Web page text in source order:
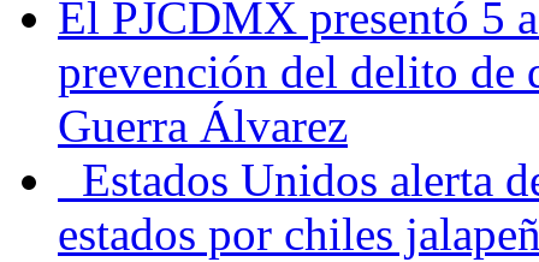
El PJCDMX presentó 5
prevención del delito de
Guerra Álvarez
Estados Unidos alerta
estados por chiles